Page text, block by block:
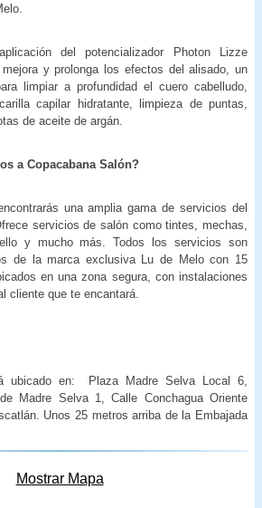
del potencializador Photon Lizze
y prolonga los efectos del alisado, un
limpiar a profundidad el cuero cabelludo,
capilar hidratante, limpieza de puntas,
de aceite de argán.
a Copacabana Salón?
una amplia gama de servicios del
servicios de salón como tintes, mechas,
y mucho más. Todos los servicios son
de la marca exclusiva Lu de Melo con 15
en una zona segura, con instalaciones
cliente que te encantará.
ubicado en: Plaza Madre Selva Local 6,
Madre Selva 1, Calle Conchagua Oriente
Unos 25 metros arriba de la Embajada
Mostrar Mapa